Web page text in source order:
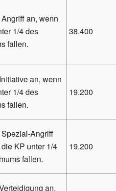
an, wenn
1/4 des
fallen.
38.400
an, wenn
1/4 des
fallen.
19.200
Angriff
KP unter 1/4
fallen.
19.200
an,